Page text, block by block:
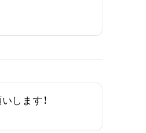
します！